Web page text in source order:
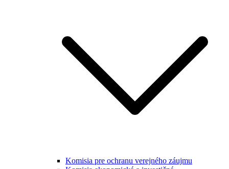
Komisia pre ochranu verejného záujmu